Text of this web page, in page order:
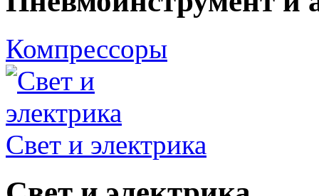
Компрессоры
Свет и электрика